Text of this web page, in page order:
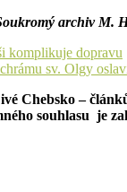
archiv M.
komplikuje dopravu
sv. Olgy
Chebsko –
souhlasu je